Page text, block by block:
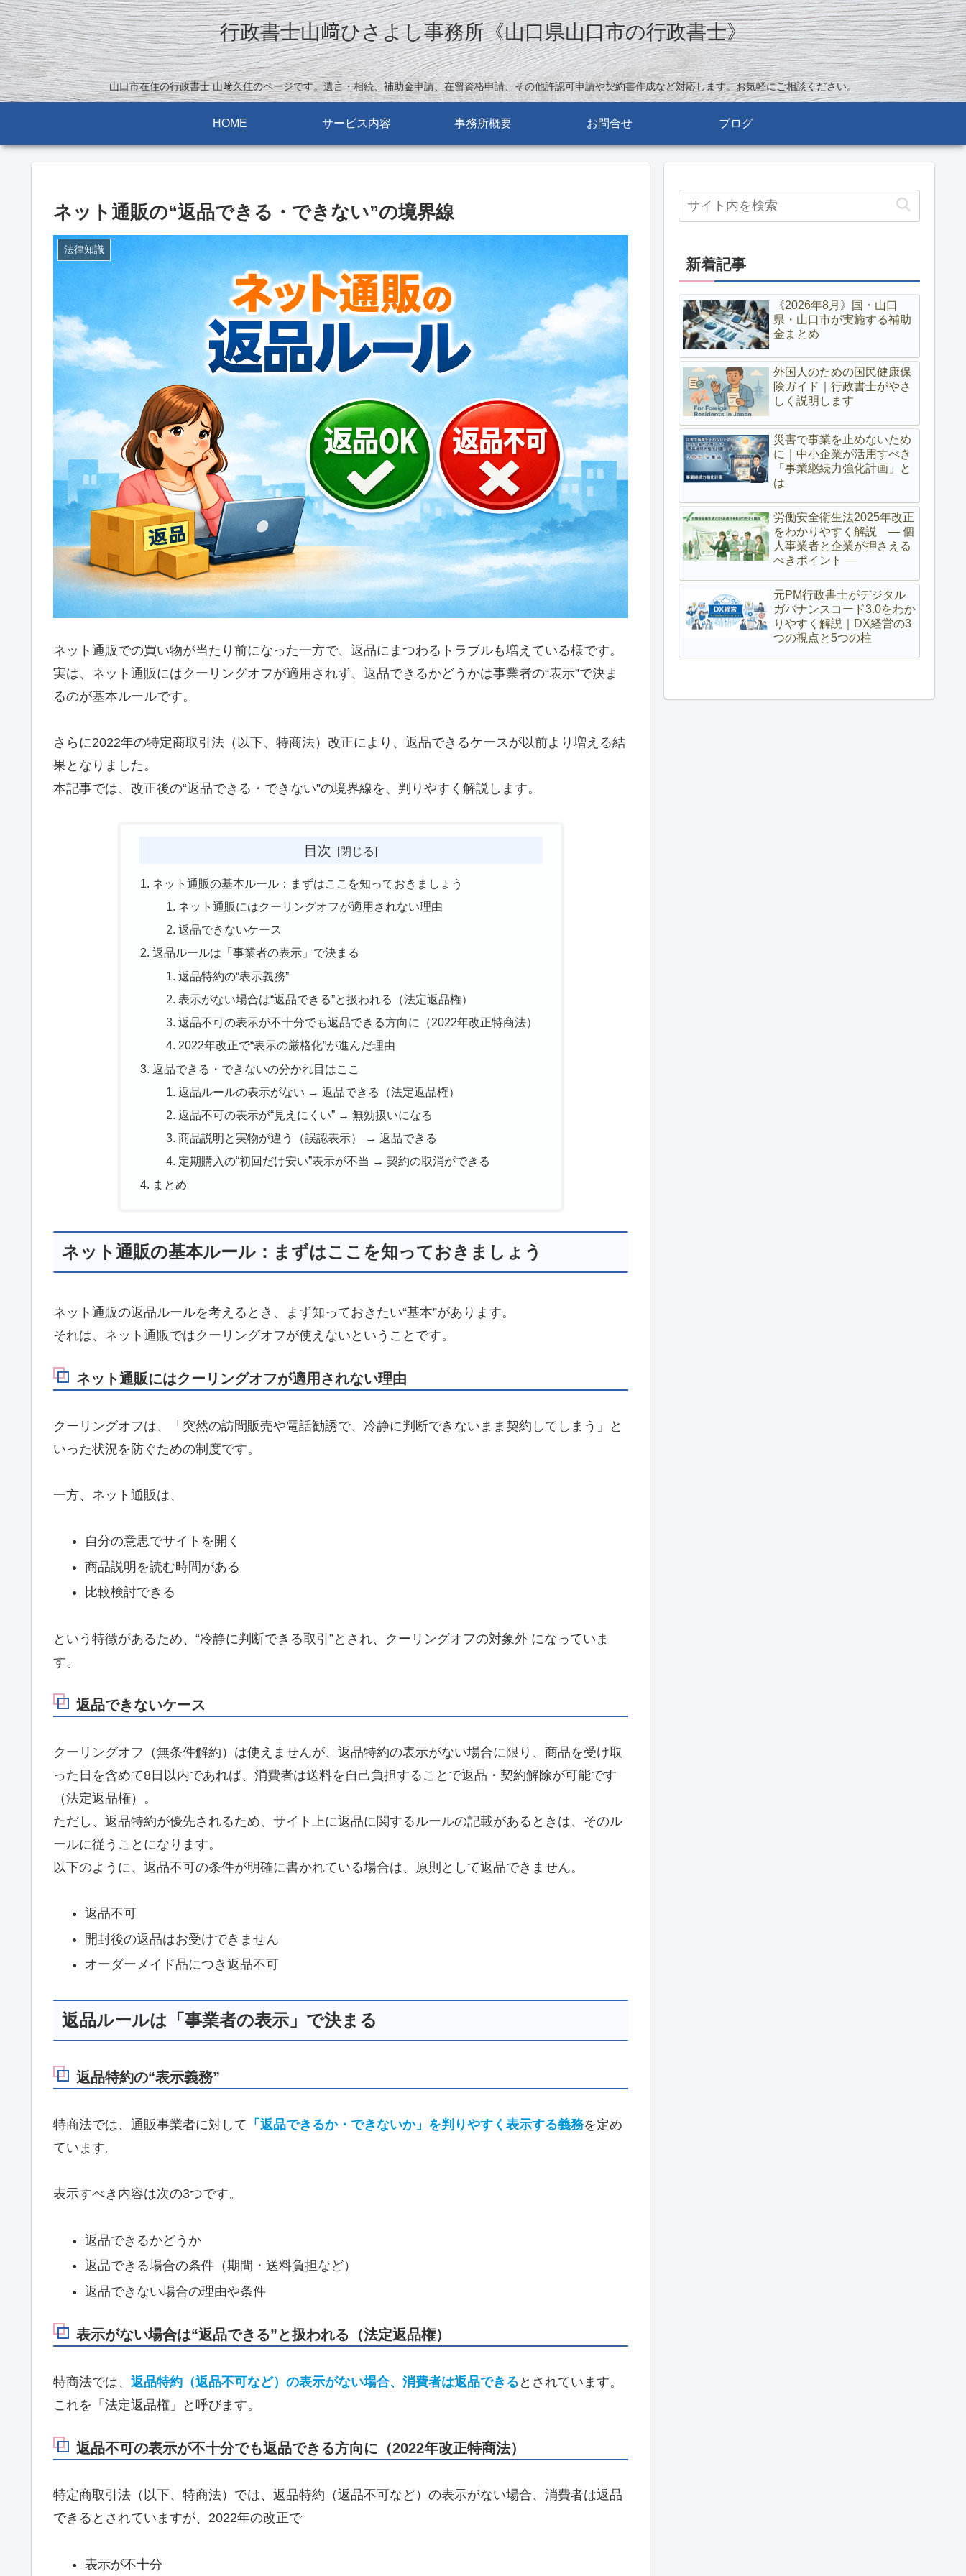
行政書士山﨑ひさよし事務所《山口県山口市の行政書士》
山口市在住の行政書士 山﨑久佳のページです。遺言・相続、補助金申請、在留資格申請、その他許認可申請や契約書作成など対応します。お気軽にご相談ください。
HOME サービス内容 事務所概要 お問合せ ブログ
ネット通販の“返品できる・できない”の境界線
法律知識
ネット通販での買い物が当たり前になった一方で、返品にまつわるトラブルも増えている様です。
実は、ネット通販にはクーリングオフが適用されず、返品できるかどうかは事業者の“表示”で決ま
るのが基本ルールです。
さらに2022年の特定商取引法（以下、特商法）改正により、返品できるケースが以前より増える結
果となりました。
本記事では、改正後の“返品できる・できない”の境界線を、判りやすく解説します。
目次
ネット通販の基本ルール：まずはここを知っておきましょう
ネット通販にはクーリングオフが適用されない理由
返品できないケース
返品ルールは「事業者の表示」で決まる
返品特約の“表示義務”
表示がない場合は“返品できる”と扱われる（法定返品権）
返品不可の表示が不十分でも返品できる方向に（2022年改正特商法）
2022年改正で“表示の厳格化”が進んだ理由
返品できる・できないの分かれ目はここ
返品ルールの表示がない → 返品できる（法定返品権）
返品不可の表示が“見えにくい” → 無効扱いになる
商品説明と実物が違う（誤認表示） → 返品できる
定期購入の“初回だけ安い”表示が不当 → 契約の取消ができる
まとめ
ネット通販の基本ルール：まずはここを知っておきましょう
ネット通販の返品ルールを考えるとき、まず知っておきたい“基本”があります。
それは、ネット通販ではクーリングオフが使えないということです。
ネット通販にはクーリングオフが適用されない理由
クーリングオフは、「突然の訪問販売や電話勧誘で、冷静に判断できないまま契約してしまう」と
いった状況を防ぐための制度です。
一方、ネット通販は、
自分の意思でサイトを開く
商品説明を読む時間がある
比較検討できる
という特徴があるため、“冷静に判断できる取引”とされ、クーリングオフの対象外 になっていま
す。
返品できないケース
クーリングオフ（無条件解約）は使えませんが、返品特約の表示がない場合に限り、商品を受け取
った日を含めて8日以内であれば、消費者は送料を自己負担することで返品・契約解除が可能です
（法定返品権）。
ただし、返品特約が優先されるため、サイト上に返品に関するルールの記載があるときは、そのル
ールに従うことになります。
以下のように、返品不可の条件が明確に書かれている場合は、原則として返品できません。
返品不可
開封後の返品はお受けできません
オーダーメイド品につき返品不可
返品ルールは「事業者の表示」で決まる
返品特約の“表示義務”
特商法では、通販事業者に対して 「返品できるか・できないか」を判りやすく表示する義務を定め
ています。
表示すべき内容は次の3つです。
返品できるかどうか
返品できる場合の条件（期間・送料負担など）
返品できない場合の理由や条件
表示がない場合は“返品できる”と扱われる（法定返品権）
特商法では、 返品特約（返品不可など）の表示がない場合、消費者は返品できる とされています。
これを「法定返品権」と呼びます。
返品不可の表示が不十分でも返品できる方向に（2022年改正特商法）
特定商取引法（以下、特商法）では、返品特約（返品不可など）の表示がない場合、消費者は返品
できるとされていますが、2022年の改正で
表示が不十分
新着記事
《2026年8月》国・山口
県・山口市が実施する補助
金まとめ
外国人のための国民健康保
険ガイド｜行政書士がやさ
しく説明します
災害で事業を止めないため
に｜中小企業が活用すべき
「事業継続力強化計画」と
は
労働安全衛生法2025年改正
をわかりやすく解説 ― 個
人事業者と企業が押さえる
べきポイント ―
元PM行政書士がデジタル
ガバナンスコード3.0をわか
りやすく解説｜DX経営の3
つの視点と5つの柱